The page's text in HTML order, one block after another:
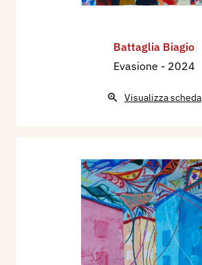
Battaglia Biagio
Evasione - 2024
Visualizza scheda